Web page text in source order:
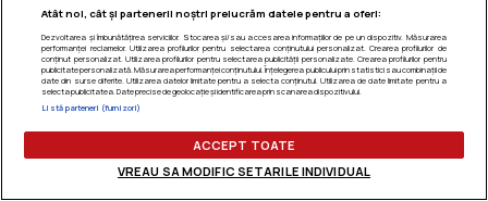
Atât noi, cât și partenerii noștri prelucrăm datele pentru a oferi:
Dezvoltarea și îmbunătățirea serviciilor. Stocarea și/sau accesarea informațiilor de pe un dispozitiv. Măsurarea
performanței reclamelor. Utilizarea profilurilor pentru selectarea conținutului personalizat. Crearea profilurilor de
conținut personalizat. Utilizarea profilurilor pentru selectarea publicității personalizate. Crearea profilurilor pentru
publicitate personalizată. Măsurarea performanței conținutului. Înțelegerea publicului prin statistici sau combinații de
date din surse diferite. Utilizarea datelor limitate pentru a selecta conținutul. Utilizarea de date limitate pentru a
selecta publicitatea. Date precise de geolocație și identificarea prin scanarea dispozitivului.
Listă parteneri (furnizori)
ACCEPT TOATE
VREAU SA MODIFIC SETARILE INDIVIDUAL